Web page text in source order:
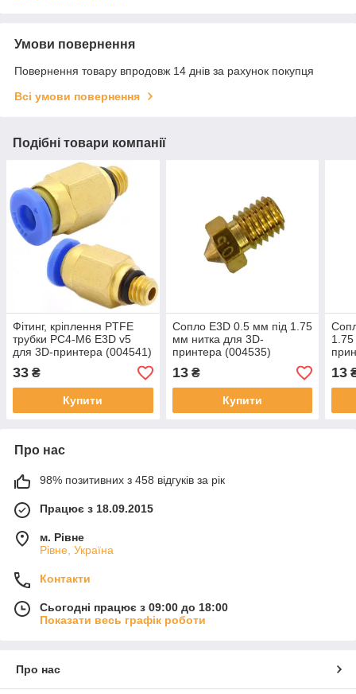
Умови повернення
Повернення товару впродовж 14 днів за рахунок покупця
Всі умови повернення
Подібні товари компанії
Фітинг, кріплення PTFE
трубки PC4-M6 E3D v5
для 3D-принтера (004541)
33 ₴
Купити
Сопло E3D 0.5 мм під 1.75
мм нитка для 3D-
принтера (004535)
13₴
Купити
13
Про нас
98% позитивних з 458 відгуків за рік
Працює з 18.09.2015
м. Рівне
Рівне, Україна
Контакти
Сьогодні працює з 09:00 до 18:00
Показати весь графік роботи
Про нас